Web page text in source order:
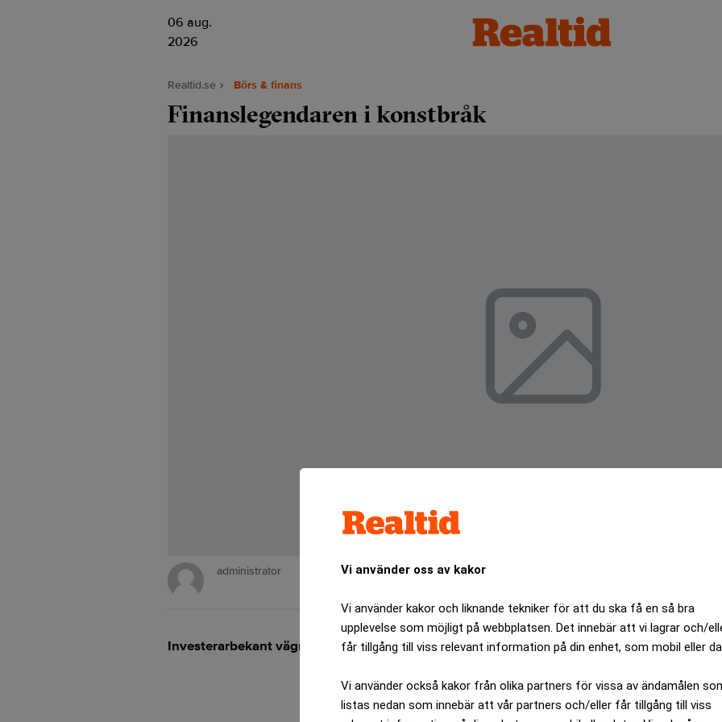
Vi använder oss av kakor
Vi använder kakor och liknande tekniker för att du ska få en så bra
upplevelse som möjligt på webbplatsen. Det innebär att vi lagrar och/
får tillgång till viss relevant information på din enhet, som mobil eller
Vi använder också kakor från olika partners för vissa av ändamålen
listas nedan som innebär att vår partners och/eller får tillgång till viss
06 aug.
2026
Realtid.se Börs & finans
Finanslegendaren i konstbråk
administrator
Investerarbekant vägrar lämna ifrån sig konstverk.